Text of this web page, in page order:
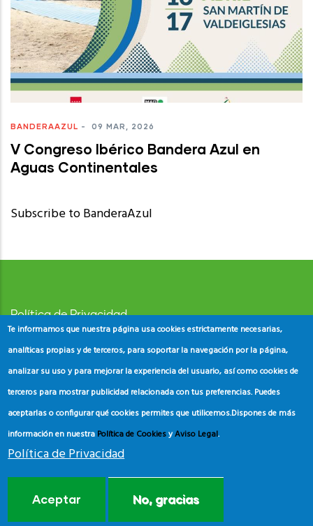
BANDERAAZUL - 09 MAR, 2026
V Congreso Ibérico Bandera Azul en
Aguas Continentales
Subscribe to BanderaAzul
Política de Privacidad
Aviso Legal
Política de Cookies
Te informamos que nuestra página usa cookies estrictamente necesarias,
analíticas propias y de terceros, para soportar la navegación por la página,
analizar su uso y para mejorar la experiencia del usuario, así como cookies de
terceros para mostrar publicidad relacionada con tus preferencias. Puedes
aceptarlas o configurar qué cookies permites que utilicemos.Dispones de más
información en nuestra Política de CookiesyAviso Legal.
Política de Privacidad
Aceptar No, gracias